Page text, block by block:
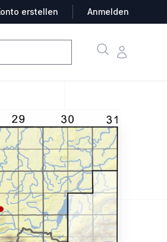
erstellen Anmelden
SucheKonto